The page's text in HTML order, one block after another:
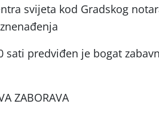
svijeta kod Gradskog
sati predviđen je bogat
ZABORAVA